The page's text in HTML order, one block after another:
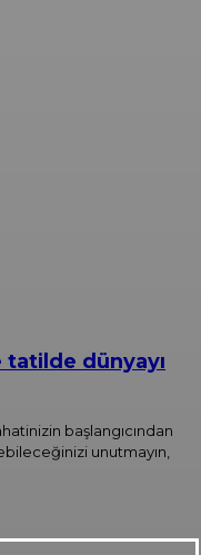
dünyayı
başlangıcından
unutmayın,